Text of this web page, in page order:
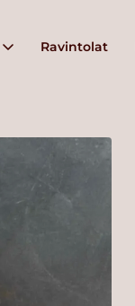
Ravintolat